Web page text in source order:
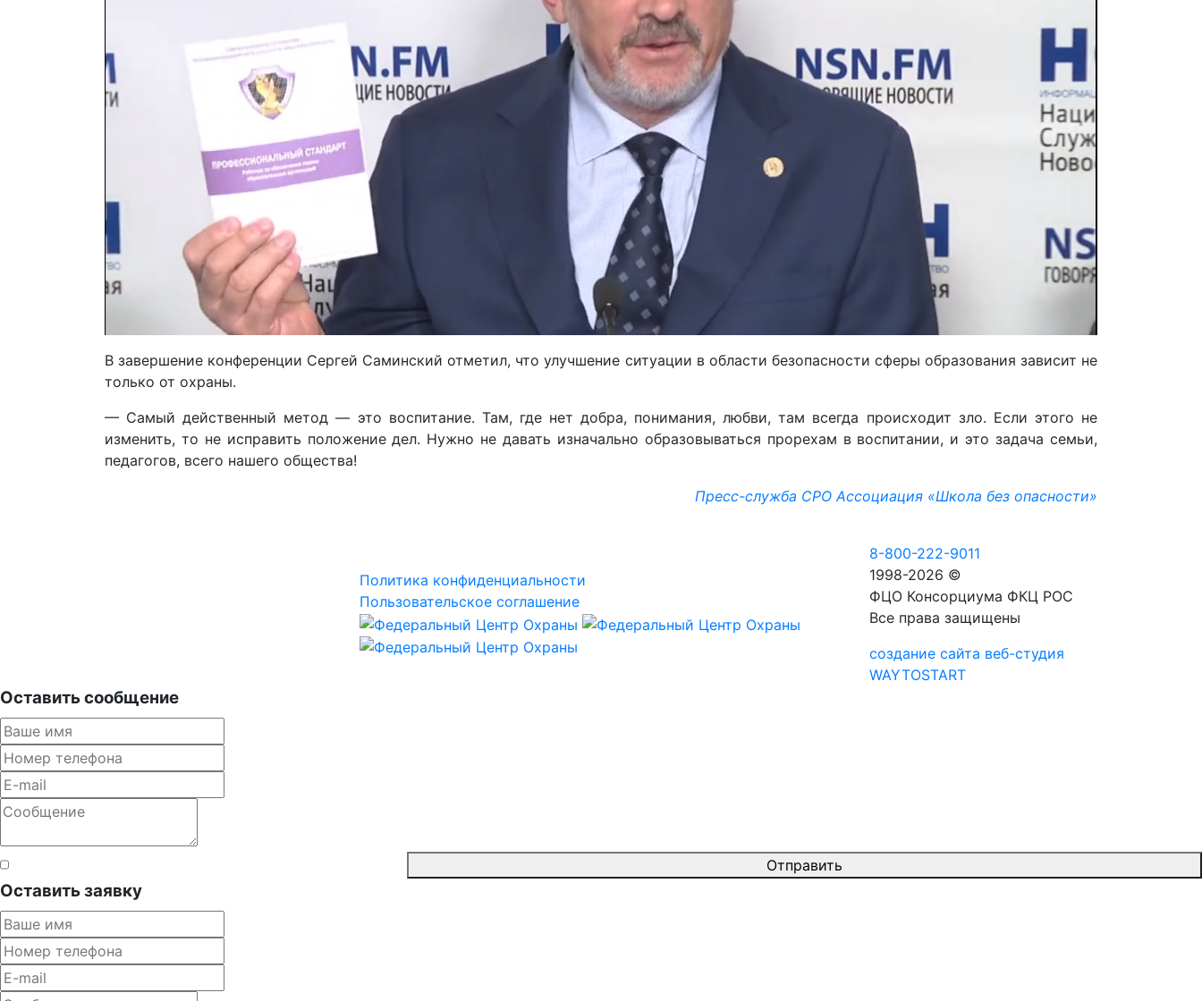
В завершение конференции Сергей Саминский отметил, что улучшение ситуации в области безопасности сферы образования зависит не
только от охраны.
— Самый действенный метод — это воспитание. Там, где нет добра, понимания, любви, там всегда происходит зло. Если этого не
изменить, то не исправить положение дел. Нужно не давать изначально образовываться прорехам в воспитании, и это задача семьи,
педагогов, всего нашего общества!
Пресс-служба СРО Ассоциация «Школа без опасности»
Политика конфиденциальности
Пользовательское соглашение
8-800-222-9011
1998-2026 ©
ФЦО Консорциума ФКЦ РОС
Все права защищены
создание сайта веб-студия
WAYTOSTART
Оставить сообщение
Отправить
Оставить заявку